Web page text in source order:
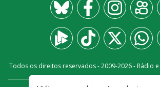
Todos os direitos reservados - 2009-2026- Rádio e